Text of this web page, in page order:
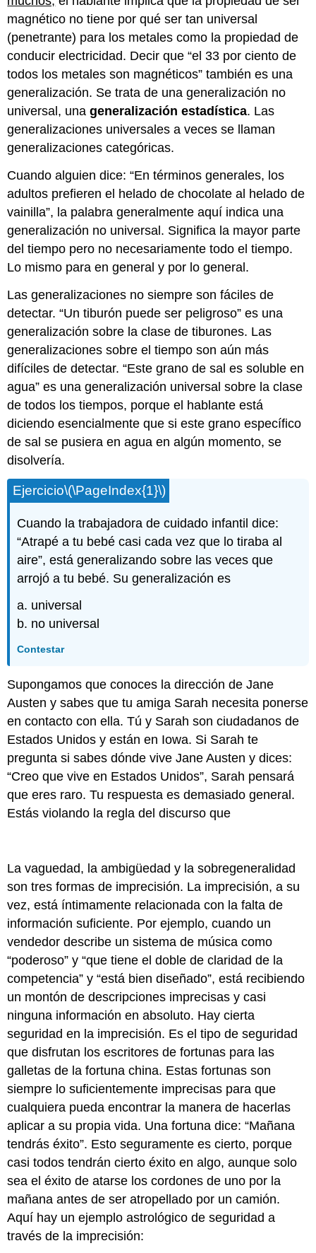
magnético no tiene por qué ser tan universal
(penetrante) para los metales como la propiedad de
conducir electricidad. Decir que “el 33 por ciento de
todos los metales son magnéticos” también es una
generalización. Se trata de una generalización no
universal, unageneralización estadística. Las
generalizaciones universales a veces se llaman
generalizaciones categóricas.
Cuando alguien dice: “En términos generales, los
adultos prefieren el helado de chocolate al helado de
vainilla”, la palabra generalmente aquí indica una
generalización no universal. Significa la mayor parte
del tiempo pero no necesariamente todo el tiempo.
Lo mismo para en general y por lo general.
Las generalizaciones no siempre son fáciles de
detectar. “Un tiburón puede ser peligroso” es una
generalización sobre la clase de tiburones. Las
generalizaciones sobre el tiempo son aún más
difíciles de detectar. “Este grano de sal es soluble en
agua” es una generalización universal sobre la clase
de todos los tiempos, porque el hablante está
diciendo esencialmente que si este grano específico
de sal se pusiera en agua en algún momento, se
disolvería.
Ejercicio\(\PageIndex{1}\)
Cuando la trabajadora de cuidado infantil dice:
“Atrapé a tu bebé casi cada vez que lo tiraba al
aire”, está generalizando sobre las veces que
arrojó a tu bebé. Su generalización es
a. universal
b. no universal
Contestar
Supongamos que conoces la dirección de Jane
Austen y sabes que tu amiga Sarah necesita ponerse
en contacto con ella. Tú y Sarah son ciudadanos de
Estados Unidos y están en Iowa. Si Sarah te
pregunta si sabes dónde vive Jane Austen y dices:
“Creo que vive en Estados Unidos”, Sarah pensará
que eres raro. Tu respuesta es demasiado general.
Estás violando la regla del discurso que
La vaguedad, la ambigüedad y la sobregeneralidad
son tres formas de imprecisión. La imprecisión, a su
vez, está íntimamente relacionada con la falta de
información suficiente. Por ejemplo, cuando un
vendedor describe un sistema de música como
“poderoso” y “que tiene el doble de claridad de la
competencia” y “está bien diseñado”, está recibiendo
un montón de descripciones imprecisas y casi
ninguna información en absoluto. Hay cierta
seguridad en la imprecisión. Es el tipo de seguridad
que disfrutan los escritores de fortunas para las
galletas de la fortuna china. Estas fortunas son
siempre lo suficientemente imprecisas para que
cualquiera pueda encontrar la manera de hacerlas
aplicar a su propia vida. Una fortuna dice: “Mañana
tendrás éxito”. Esto seguramente es cierto, porque
casi todos tendrán cierto éxito en algo, aunque solo
sea el éxito de atarse los cordones de uno por la
mañana antes de ser atropellado por un camión.
Aquí hay un ejemplo astrológico de seguridad a
través de la imprecisión: